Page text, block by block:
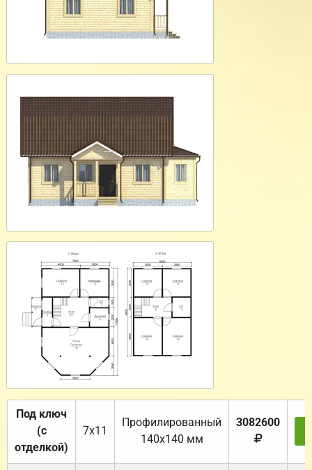
Под ключ
(с
отделкой)
7х11
Профилированный
140х140 мм
3082600